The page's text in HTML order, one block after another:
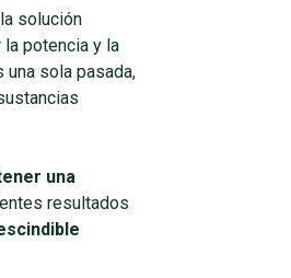
solución
la potencia y la
sola pasada,
una
resultados